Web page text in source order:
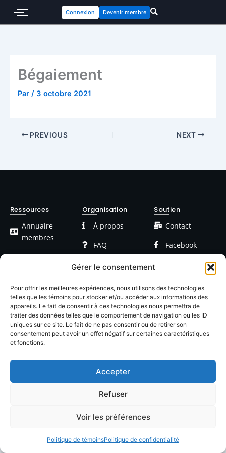
Gérer le consentement
Pour offrir les meilleures expériences, nous utilisons des technologies
telles que les témoins pour stocker et/ou accéder aux informations des
appareils. Le fait de consentir à ces technologies nous permettra de
traiter des données telles que le comportement de navigation ou les ID
uniques sur ce site. Le fait de ne pas consentir ou de retirer son
consentement peut avoir un effet négatif sur certaines caractéristiques
et fonctions.
Accepter
Refuser
Voir les préférences
Politique de témoinsPolitique de confidentialité
Connexion Devenir membre
Bégaiement
Par / 3 octobre 2021
PREVIOUS NEXT
Ressources
Annuaire
membres
Devenir
Blog / Articles
Organisation
À propos
FAQ
Formations
Événements
Soutien
Contact
Facebook
Confidentialté